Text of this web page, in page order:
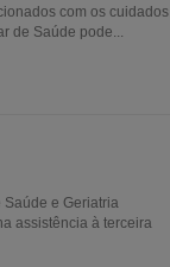
com os cuidados
de Saúde pode...
Saúde e Geriatria
assistência à terceira